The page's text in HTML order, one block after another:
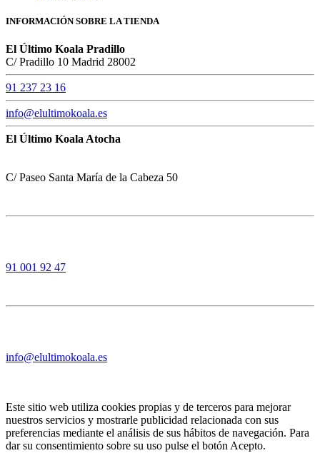
INFORMACIÓN SOBRE LA TIENDA
El Último Koala Pradillo
C/ Pradillo 10 Madrid 28002
91 237 23 16
info@elultimokoala.es
El Último Koala Atocha
C/ Paseo Santa María de la Cabeza 50
91 001 92 47
info@elultimokoala.es
Este sitio web utiliza cookies propias y de terceros para mejorar
nuestros servicios y mostrarle publicidad relacionada con sus
preferencias mediante el análisis de sus hábitos de navegación. Para
dar su consentimiento sobre su uso pulse el botón Acepto.